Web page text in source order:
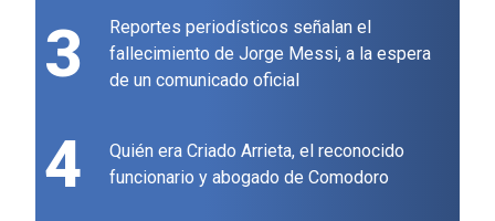
3
Reportes periodísticos señalan el
fallecimiento de Jorge Messi, a la espera
de un comunicado oficial
4
Quién era Criado Arrieta, el reconocido
funcionario y abogado de Comodoro